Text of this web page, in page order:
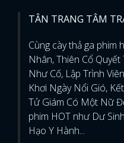
TÂN TRANG TÂM
Cùng cày thả ga phim
Nhân, Thiên Cổ
Như Cố, Lập Trình
Khơi Ngày Nổi Gió,
Tử Giám Có Một Nữ
phim HOT như Dư
Hạo Y Hành...